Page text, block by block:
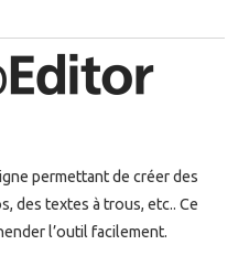
permettant de créer des
des textes à trous, etc.. Ce
l’outil facilement.